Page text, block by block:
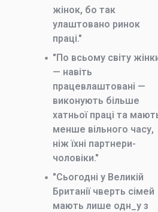
жінок, бо так
улаштовано ринок
праці."
"По всьому світу
— навіть
працевлаштовані —
виконують більше
хатньої праці та
менше вільного часу,
ніж їхні партнери-
чоловіки."
"Сьогодні у Великій
Британії чверть сімей
мають лише одн_у з